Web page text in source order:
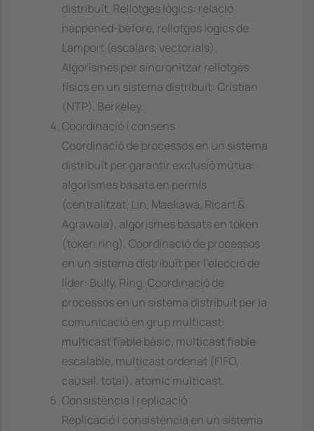
distribuït. Rellotges lògics: relació
happened-before, rellotges lògics de
Lamport (escalars, vectorials).
Algorismes per sincronitzar rellotges
físics en un sistema distribuït: Cristian
(NTP), Berkeley.
Coordinació i consens
Coordinació de processos en un sistema
distribuït per garantir exclusió mútua:
algorismes basats en permís
(centralitzat, Lin, Maekawa, Ricart &
Agrawala), algorismes basats en token
(token ring). Coordinació de processos
en un sistema distribuït per l'elecció de
líder: Bully, Ring. Coordinació de
processos en un sistema distribuït per la
comunicació en grup multicast:
multicast fiable bàsic, multicast fiable
escalable, multicast ordenat (FIFO,
causal, total), atomic multicast.
Consistència i replicació
Replicació i consistència en un sistema